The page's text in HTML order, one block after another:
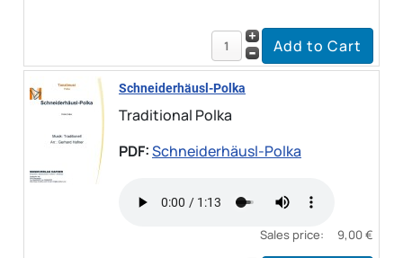
Schneiderhäusl-Polka
Traditional Polka
PDF:Schneiderhäusl-Polka
Sales price: 9,00 €